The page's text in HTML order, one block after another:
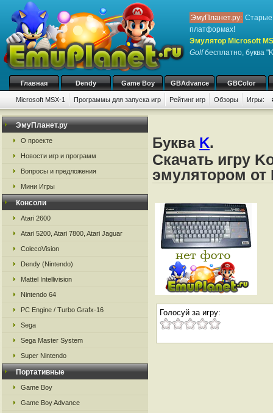
ЭмуПланет.ру: Старые
платформах!
Эмулятор Microsoft
Golfбесплатно, буква
Главная Dendy Game Boy GBAdvance GBColor
Microsoft MSX-1 Программы для запуска игр Рейтинг игр Обзоры Игры:
ЭмуПланет.ру
О проекте
Новости игр и программ
Вопросы и предложения
Мини Игры
Консоли
Atari 2600
Atari 5200, Atari 7800, Atari Jaguar
ColecoVision
Dendy (Nintendo)
Mattel Intellivision
Nintendo 64
PC Engine / Turbo Grafx-16
Sega
Sega Master System
Super Nintendo
Портативные
Game Boy
Game Boy Advance
Буква K.
Скачать игру
эмулятором от
Голосуй за игру: